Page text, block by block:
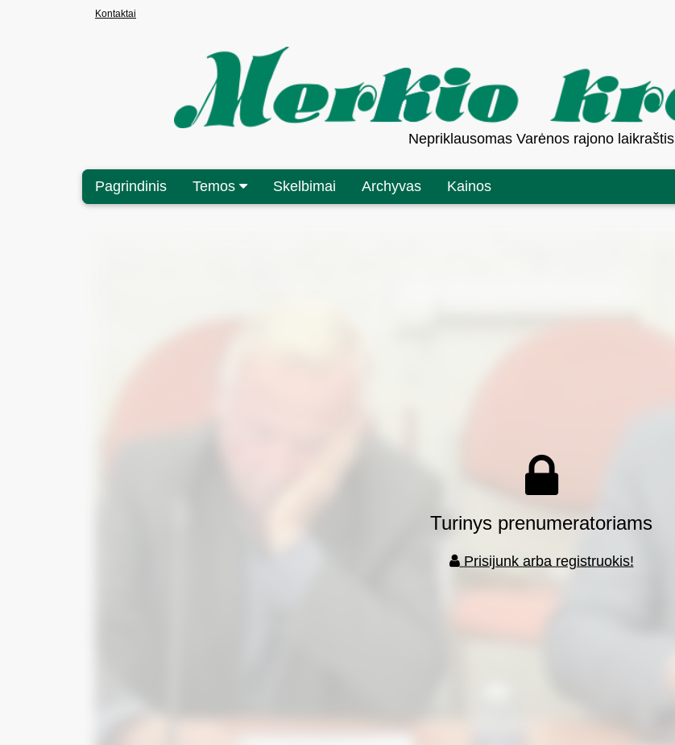
Kontaktai
Nepriklausomas Varėnos rajono laikraštis
Pagrindinis Temos Skelbimai Archyvas Kainos
Turinys prenumeratoriams
Prisijunk arba registruokis!